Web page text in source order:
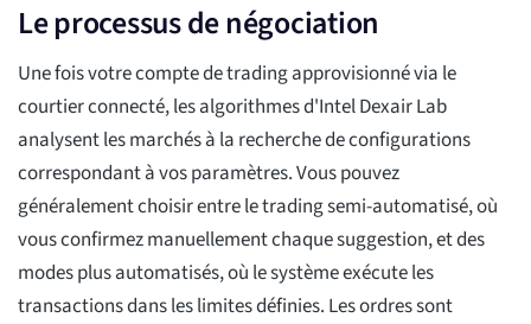
Le processus de négociation
Une fois votre compte de trading approvisionné via le
courtier connecté, les algorithmes d'Intel Dexair Lab
analysent les marchés à la recherche de configurations
correspondant à vos paramètres. Vous pouvez
généralement choisir entre le trading semi-automatisé, où
vous confirmez manuellement chaque suggestion, et des
modes plus automatisés, où le système exécute les
transactions dans les limites définies. Les ordres sont